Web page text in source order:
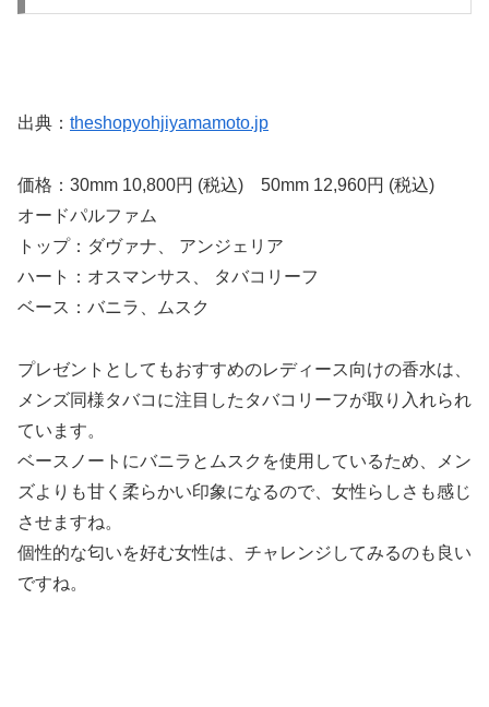
出典： theshopyohjiyamamoto.jp
価格：30mm 10,800円 (税込) 50mm 12,960円 (税込)
オードパルファム
トップ：ダヴァナ、 アンジェリア
ハート：オスマンサス、 タバコリーフ
ベース：バニラ、ムスク
プレゼントとしてもおすすめのレディース向けの香水は、
メンズ同様タバコに注目したタバコリーフが取り入れられ
ています。
ベースノートにバニラとムスクを使用しているため、メン
ズよりも甘く柔らかい印象になるので、女性らしさも感じ
させますね。
個性的な匂いを好む女性は、チャレンジしてみるのも良い
ですね。